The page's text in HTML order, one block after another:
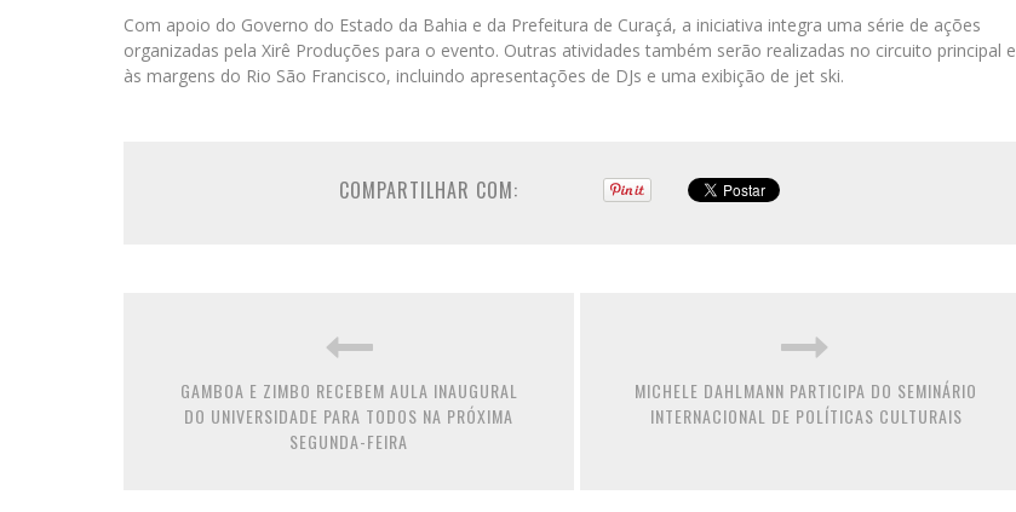
Com apoio do Governo do Estado da Bahia e da Prefeitura de Curaçá, a iniciativa integra uma série de ações
organizadas pela Xirê Produções para o evento. Outras atividades também serão realizadas no circuito principal e
às margens do Rio São Francisco, incluindo apresentações de DJs e uma exibição de jet ski.
COMPARTILHAR COM:
GAMBOA E ZIMBO RECEBEM AULA INAUGURAL
DO UNIVERSIDADE PARA TODOS NA PRÓXIMA
SEGUNDA-FEIRA
MICHELE DAHLMANN PARTICIPA DO SEMINÁRIO
INTERNACIONAL DE POLÍTICAS CULTURAIS